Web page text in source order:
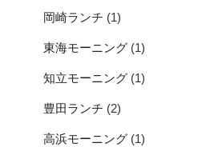
岡崎ランチ (1)
東海モーニング (1)
知立モーニング (1)
豊田ランチ (2)
高浜モーニング (1)